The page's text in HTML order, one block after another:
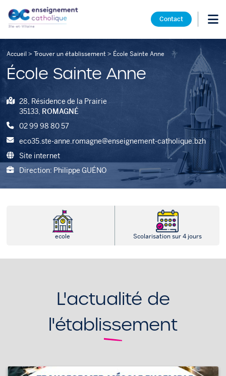
Contact
Accueil > Trouver un établissement > École Sainte Anne
École Sainte Anne
28, Résidence de la Prairie
35133, ROMAGNÉ
02 99 98 80 57
eco35.ste-anne.romagne@enseignement-catholique.bzh
Site internet
Direction: Philippe GUÉNO
ecole Scolarisation sur 4 jours
L'actualité de
l'établissement